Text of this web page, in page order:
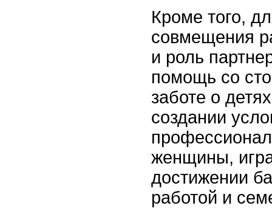
Кроме того,
совмещения
и роль
помощь со
заботе о
создании
женщины,
достижении
работой и